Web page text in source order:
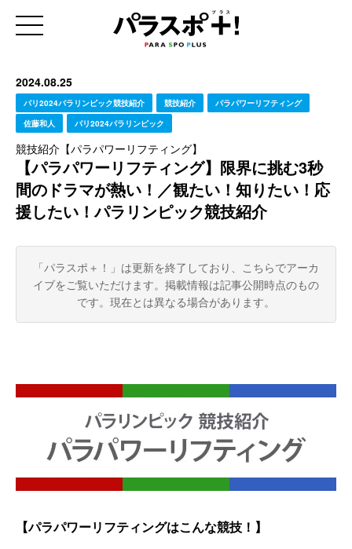
2024.08.25
パリ2024パラリンピック競技紹介 競技紹介
パラパワーリフティング
佐藤和人
パリ2024パラリンピック
競技紹介【パラパワーリフティング】
【パラパワーリフティング】限界に挑む3秒
間のドラマが熱い！／観たい！知りたい！応
援したい！パラリンピック競技紹介
「パラスポ＋！」は更新を終了しており、こちらでアーカ
イブをご覧いただけます。 掲載情報は記事公開時点のもの
です。現在とは異なる場合があります。
【パラパワーリフティングはこんな競技！】